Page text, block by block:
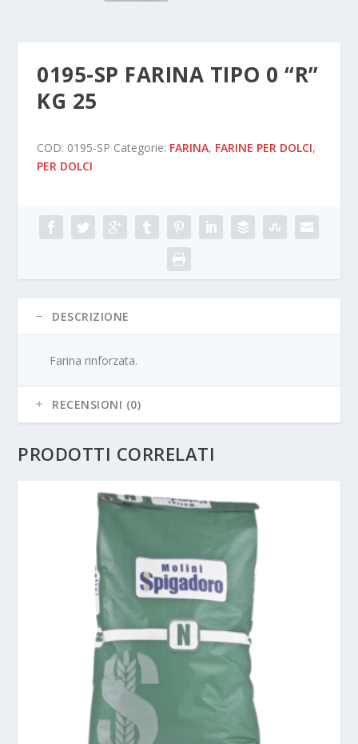
0195-SP FARINA TIPO 0 “R”
KG 25
COD: 0195-SP Categorie: FARINA, FARINE PER DOLCI,
PER DOLCI
DESCRIZIONE
Farina rinforzata.
RECENSIONI (0)
PRODOTTI CORRELATI